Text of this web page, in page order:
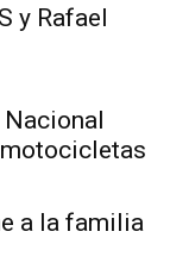
y Rafael
motocicletas
a la familia